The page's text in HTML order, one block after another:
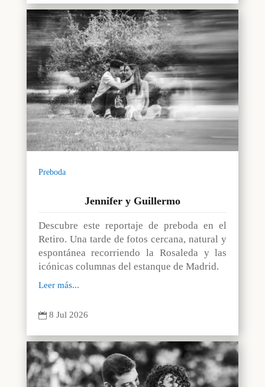
Preboda
Jennifer y Guillermo
Descubre este reportaje de preboda en el
Retiro. Una tarde de fotos cercana, natural y
espontánea recorriendo la Rosaleda y las
icónicas columnas del estanque de Madrid.
Leer más...
 8 Jul 2026